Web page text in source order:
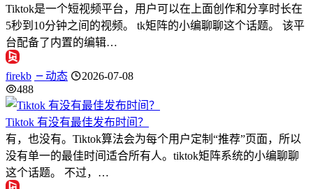
Tiktok是一个短视频平台，用户可以在上面创作和分享时长在
5秒到10分钟之间的视频。 tk矩阵的小编聊聊这个话题。 该平
台配备了内置的编辑…
firekb 动态
2026-07-08
488
Tiktok 有没有最佳发布时间？
有，也没有。Tiktok算法会为每个用户定制“推荐”页面，所以
没有单一的最佳时间适合所有人。tiktok矩阵系统的小编聊聊
这个话题。 不过，…